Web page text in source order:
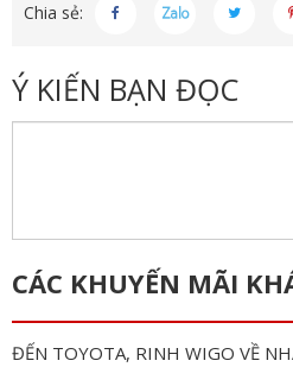
Chia sẻ:
Ý KIẾN BẠN ĐỌC
CÁC KHUYẾN MÃI
ĐẾN TOYOTA, RINH WIGO VỀ